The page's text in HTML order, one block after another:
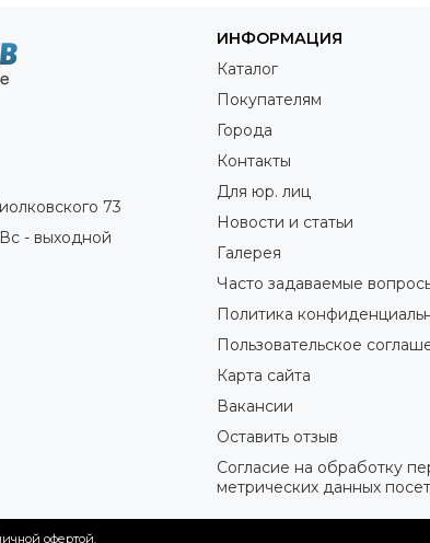
73
- выходной
ИНФОРМАЦИЯ
Каталог
Покупателям
Города
Контакты
Для юр. лиц
Новости и статьи
Галерея
Часто задаваемые
Политика
Пользовательское
Карта сайта
Вакансии
Оставить отзыв
Согласие на обработку
метрических данных
офертой.